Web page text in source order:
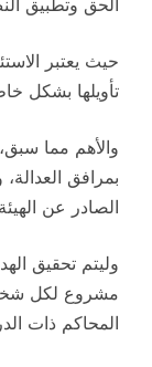
الحق وتطبيق
حيث يعتبر
تأويلها بشكل
والأهم مما
بمرافق
الصادر عن
وليتم تحقيق
مشروع لكل
المحاكم ذات